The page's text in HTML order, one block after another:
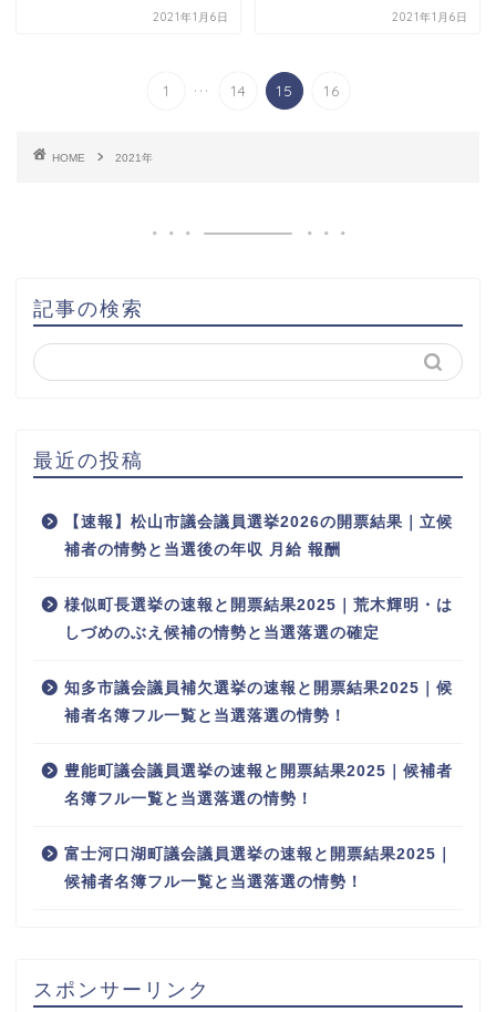
2021年1月6日 2021年1月6日
1 ... 14 15 16
HOME 2021年
記事の検索
最近の投稿
【速報】松山市議会議員選挙2026の開票結果｜立候
補者の情勢と当選後の年収 月給 報酬
様似町長選挙の速報と開票結果2025｜荒木輝明・は
しづめのぶえ候補の情勢と当選落選の確定
知多市議会議員補欠選挙の速報と開票結果2025｜候
補者名簿フル一覧と当選落選の情勢！
豊能町議会議員選挙の速報と開票結果2025｜候補者
名簿フル一覧と当選落選の情勢！
富士河口湖町議会議員選挙の速報と開票結果2025｜
候補者名簿フル一覧と当選落選の情勢！
スポンサーリンク